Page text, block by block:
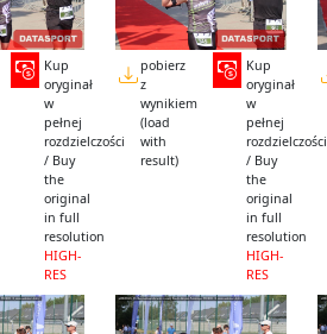
Kup
oryginał
w
pełnej
rozdzielczości
/ Buy
the
original
in full
resolution
HIGH-
RES
pobierz
z
wynikiem
(load
with
result)
Kup
oryginał
w
pełnej
rozdzielczości
/ Buy
the
original
in full
resolution
HIGH-
RES